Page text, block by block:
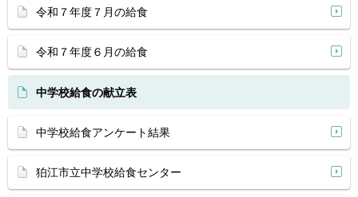
令和７年度７月の給食
令和７年度６月の給食
中学校給食の献立表
中学校給食アンケート結果
狛江市立中学校給食センター